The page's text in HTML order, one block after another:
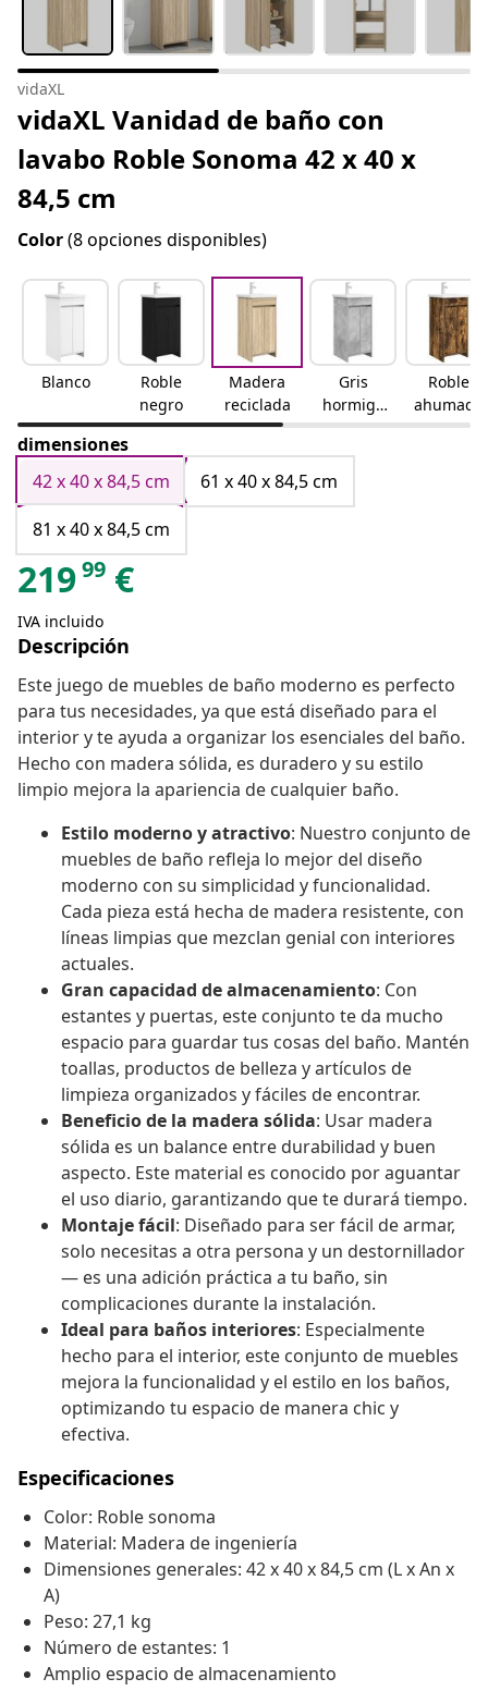
vidaXL
vidaXL Vanidad de baño con
lavabo Roble Sonoma 42 x 40 x
84,5 cm
Color(8 opciones disponibles)
Blanco
Roble
negro
Madera
reciclada
Gris
hormigó
n
Roble
ahumado
dimensiones
42 x 40 x 84,5 cm
61 x 40 x 84,5 cm
81 x 40 x 84,5 cm
21999 €
IVA incluido
Descripción
Este juego de muebles de baño moderno es perfecto
para tus necesidades, ya que está diseñado para el
interior y te ayuda a organizar los esenciales del baño.
Hecho con madera sólida, es duradero y su estilo
limpio mejora la apariencia de cualquier baño.
Estilo moderno y atractivo: Nuestro conjunto de
muebles de baño refleja lo mejor del diseño
moderno con su simplicidad y funcionalidad.
Cada pieza está hecha de madera resistente, con
líneas limpias que mezclan genial con interiores
actuales.
Gran capacidad de almacenamiento: Con
estantes y puertas, este conjunto te da mucho
espacio para guardar tus cosas del baño. Mantén
toallas, productos de belleza y artículos de
limpieza organizados y fáciles de encontrar.
Beneficio de la madera sólida: Usar madera
sólida es un balance entre durabilidad y buen
aspecto. Este material es conocido por aguantar
el uso diario, garantizando que te durará tiempo.
Montaje fácil: Diseñado para ser fácil de armar,
solo necesitas a otra persona y un destornillador
— es una adición práctica a tu baño, sin
complicaciones durante la instalación.
Ideal para baños interiores: Especialmente
hecho para el interior, este conjunto de muebles
mejora la funcionalidad y el estilo en los baños,
optimizando tu espacio de manera chic y
efectiva.
Especificaciones
Color: Roble sonoma
Material: Madera de ingeniería
Dimensiones generales: 42 x 40 x 84,5 cm (L x An x
A)
Peso: 27,1 kg
Número de estantes: 1
Amplio espacio de almacenamiento